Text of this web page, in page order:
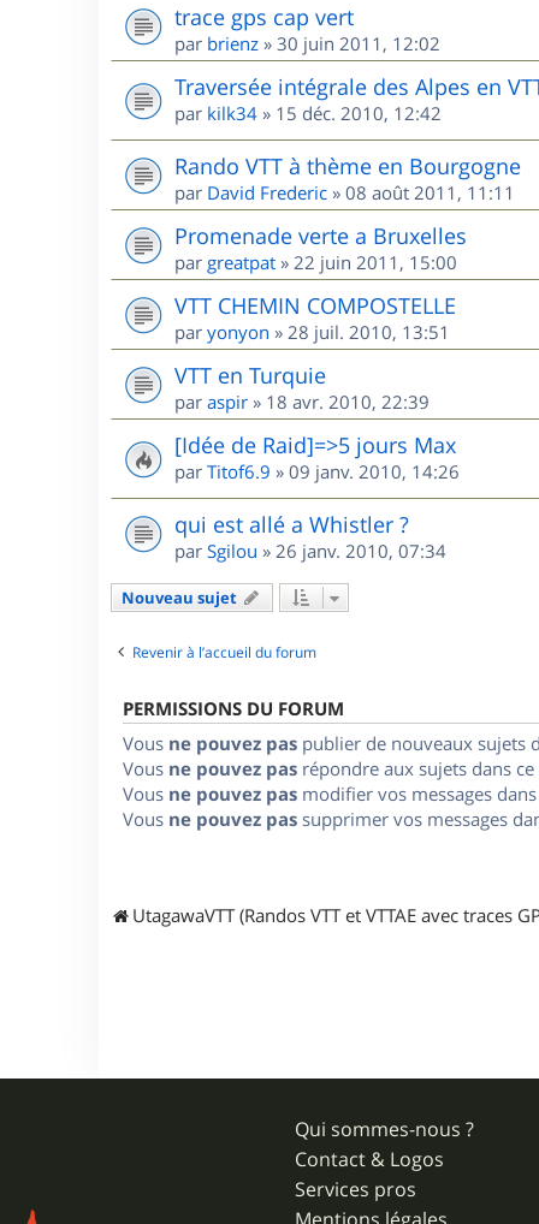
trace gps cap vert
par brienz » 30 juin 2011, 12:02
Traversée intégrale des Alpes en
par kilk34 » 15 déc. 2010, 12:42
Rando VTT à thème en Bourgogne
par David Frederic » 08 août 2011, 11:11
Promenade verte a Bruxelles
par greatpat » 22 juin 2011, 15:00
VTT CHEMIN COMPOSTELLE
par yonyon » 28 juil. 2010, 13:51
VTT en Turquie
par aspir » 18 avr. 2010, 22:39
[Idée de Raid]=>5 jours Max
par Titof6.9 » 09 janv. 2010, 14:26
qui est allé a Whistler ?
par Sgilou » 26 janv. 2010, 07:34
Nouveau sujet
Revenir à l’accueil du forum
PERMISSIONS DU FORUM
Vous ne pouvez pas publier de nouveaux sujets
Vous ne pouvez pas répondre aux sujets dans
Vous ne pouvez pas modifier vos messages
Vous ne pouvez pas supprimer vos messages
UtagawaVTT (Randos VTT et VTTAE avec traces
Qui sommes-nous ?
Contact & Logos
Services pros